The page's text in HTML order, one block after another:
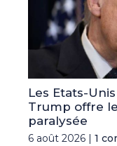
Les Etats-
Trump offre
paralysée
6 août 2026 | 1